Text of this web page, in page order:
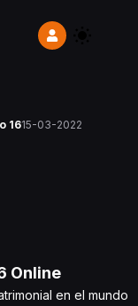
1615-03-2022
Online
en el mundo